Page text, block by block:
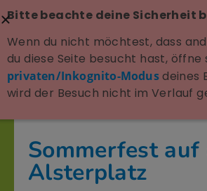
Sommerfest auf
Alsterplatz
Bitte beachte deine Sicherheit
Wenn du nicht möchtest, dass
du diese Seite besucht hast, öffne
privaten/Inkognito-Modusdeines
wird der Besuch nicht im Verlauf